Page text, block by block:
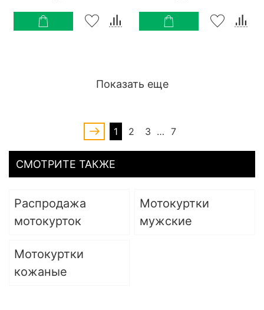
Показать еще
1 2 3 … 7
СМОТРИТЕ ТАКЖЕ
Распродажа
мотокурток
Мотокуртки
мужские
Мотокуртки
кожаные